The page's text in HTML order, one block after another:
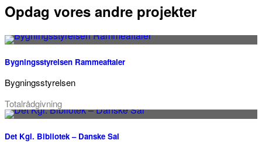
Opdag vores andre projekter
Bygningsstyrelsen Rammeaftaler
Bygningsstyrelsen
Totalrådgivning
Det Kgl. Bibliotek – Danske Sal